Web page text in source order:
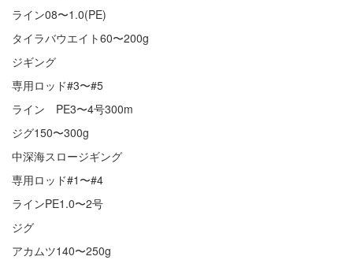
ライン08〜1.0(PE)
タイラバウエイト60〜200g
ジギング
専用ロッド#3〜#5
ライン PE3〜4号300m
ジグ150〜300g
中深海スロージギング
専用ロッド#1〜#4
ラインPE1.0〜2号
ジグ
アカムツ140〜250g